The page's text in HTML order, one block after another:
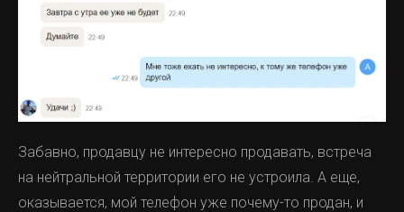
Забавно, продавцу не интересно продавать, встреча
на нейтральной территории его не устроила. А еще,
оказывается, мой телефон уже почему-то продан, и